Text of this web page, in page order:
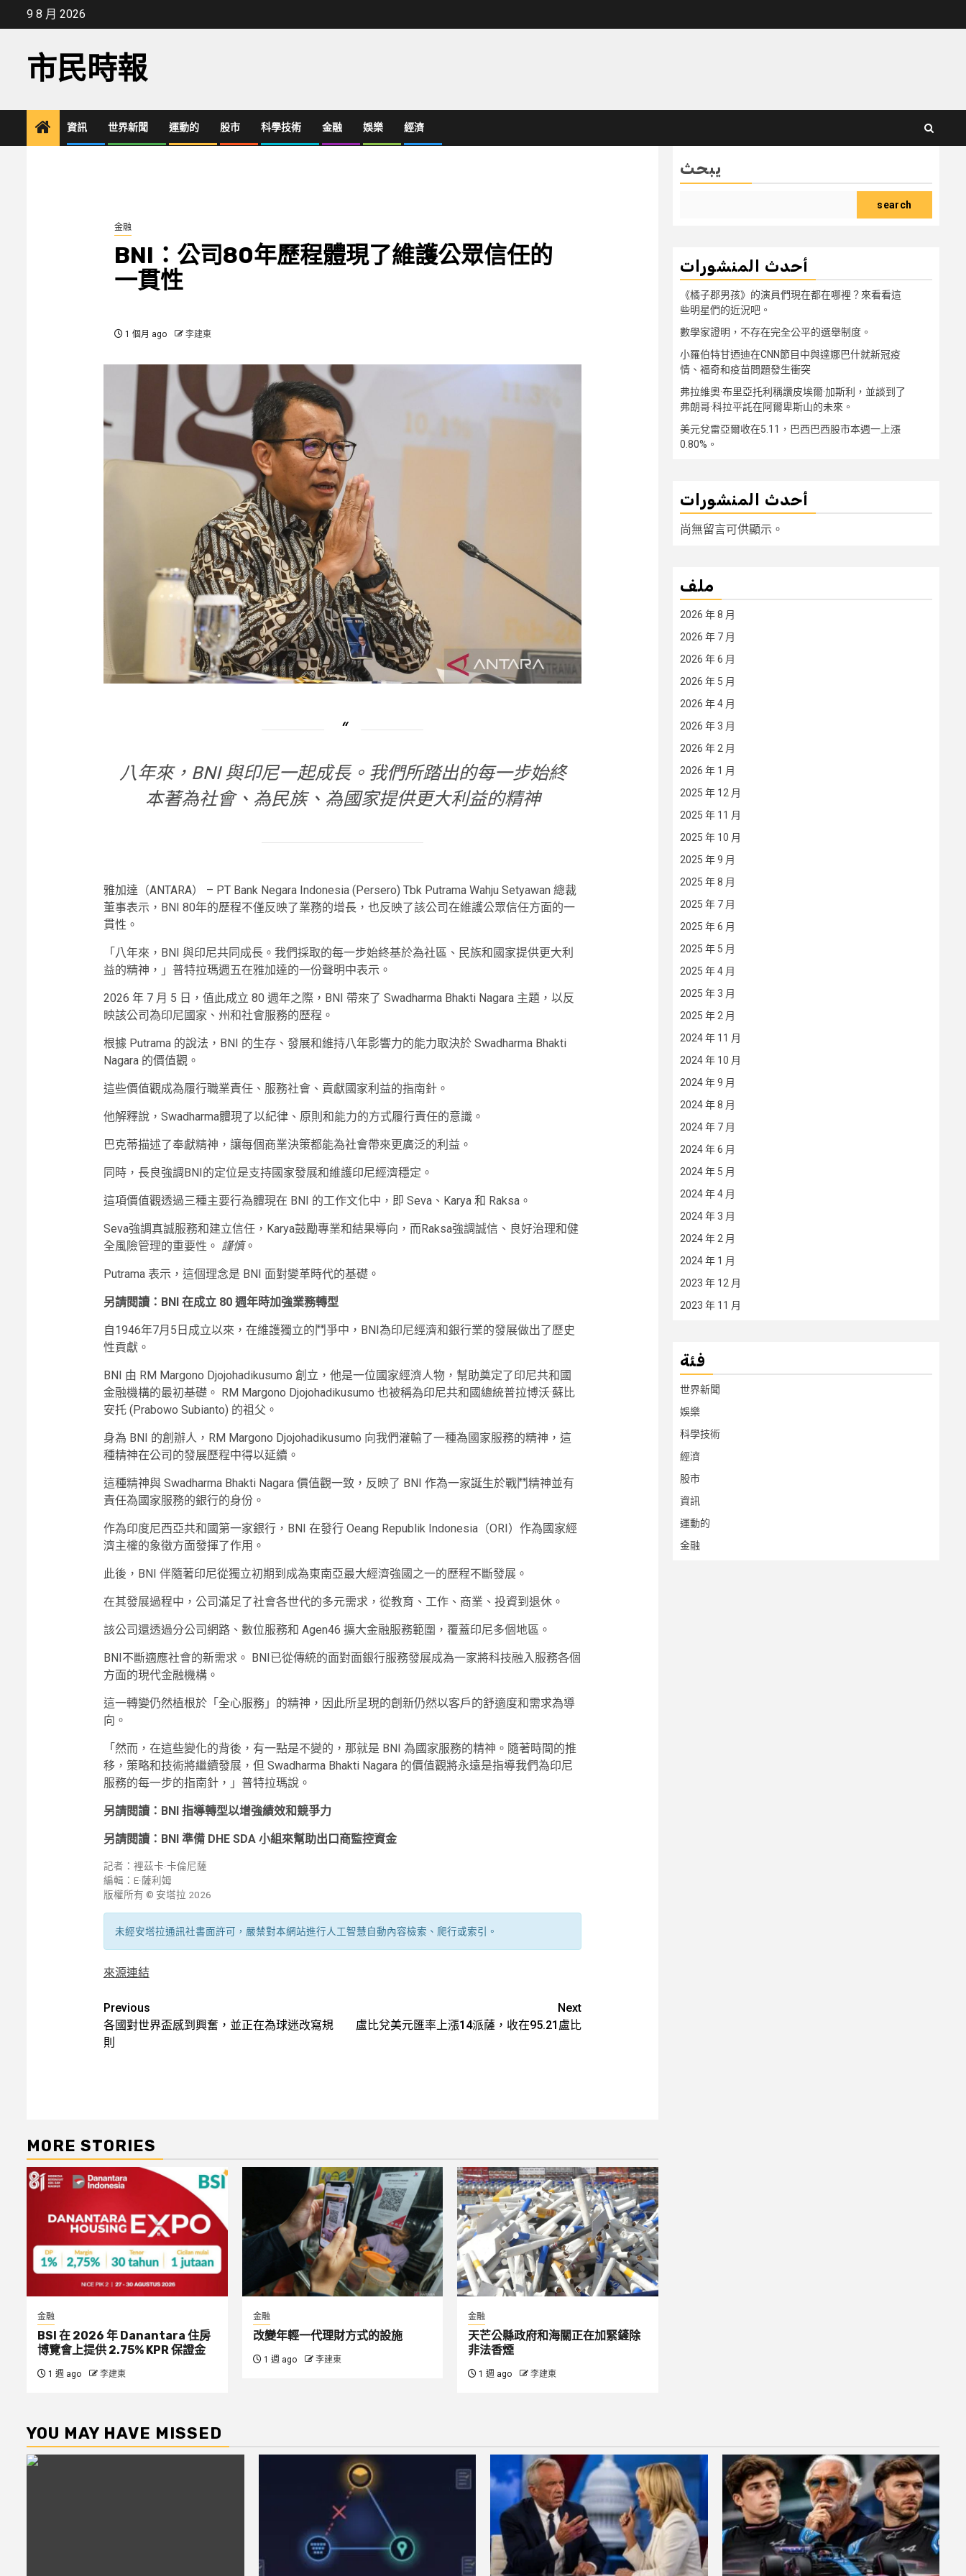
9 8 月 2026
市民時報
資訊 世界新聞 運動的 股市 科學技術 金融 娛樂 經濟
金融
BNI：公司80年歷程體現了維護公眾信任的
一貫性
1 個月 ago 李建東
八年來，BNI 與印尼一起成長。我們所踏出的每一步始終
本著為社會、為民族、為國家提供更大利益的精神
雅加達（ANTARA） – PT Bank Negara Indonesia (Persero) Tbk Putrama Wahju Setyawan 總裁
董事表示，BNI 80年的歷程不僅反映了業務的增長，也反映了該公司在維護公眾信任方面的一
貫性。
「八年來，BNI 與印尼共同成長。我們採取的每一步始終基於為社區、民族和國家提供更大利
益的精神，」普特拉瑪週五在雅加達的一份聲明中表示。
2026 年 7 月 5 日，值此成立 80 週年之際，BNI 帶來了 Swadharma Bhakti Nagara 主題，以反
映該公司為印尼國家、州和社會服務的歷程。
根據 Putrama 的說法，BNI 的生存、發展和維持八年影響力的能力取決於 Swadharma Bhakti
Nagara 的價值觀。
這些價值觀成為履行職業責任、服務社會、貢獻國家利益的指南針。
他解釋說，Swadharma體現了以紀律、原則和能力的方式履行責任的意識。
巴克蒂描述了奉獻精神，讓每個商業決策都能為社會帶來更廣泛的利益。
同時，長良強調BNI的定位是支持國家發展和維護印尼經濟穩定。
這項價值觀透過三種主要行為體現在 BNI 的工作文化中，即 Seva、Karya 和 Raksa。
Seva強調真誠服務和建立信任，Karya鼓勵專業和結果導向，而Raksa強調誠信、良好治理和健
全風險管理的重要性。 謹慎。
Putrama 表示，這個理念是 BNI 面對變革時代的基礎。
另請閱讀：BNI 在成立 80 週年時加強業務轉型
自1946年7月5日成立以來，在維護獨立的鬥爭中，BNI為印尼經濟和銀行業的發展做出了歷史
性貢獻。
BNI 由 RM Margono Djojohadikusumo 創立，他是一位國家經濟人物，幫助奠定了印尼共和國
金融機構的最初基礎。 RM Margono Djojohadikusumo 也被稱為印尼共和國總統普拉博沃·蘇比
安托 (Prabowo Subianto) 的祖父。
身為 BNI 的創辦人，RM Margono Djojohadikusumo 向我們灌輸了一種為國家服務的精神，這
種精神在公司的發展歷程中得以延續。
這種精神與 Swadharma Bhakti Nagara 價值觀一致，反映了 BNI 作為一家誕生於戰鬥精神並有
責任為國家服務的銀行的身份。
作為印度尼西亞共和國第一家銀行，BNI 在發行 Oeang Republik Indonesia（ORI）作為國家經
濟主權的象徵方面發揮了作用。
此後，BNI 伴隨著印尼從獨立初期到成為東南亞最大經濟強國之一的歷程不斷發展。
在其發展過程中，公司滿足了社會各世代的多元需求，從教育、工作、商業、投資到退休。
該公司還透過分公司網路、數位服務和 Agen46 擴大金融服務範圍，覆蓋印尼多個地區。
BNI不斷適應社會的新需求。 BNI已從傳統的面對面銀行服務發展成為一家將科技融入服務各個
方面的現代金融機構。
這一轉變仍然植根於「全心服務」的精神，因此所呈現的創新仍然以客戶的舒適度和需求為導
向。
「然而，在這些變化的背後，有一點是不變的，那就是 BNI 為國家服務的精神。隨著時間的推
移，策略和技術將繼續發展，但 Swadharma Bhakti Nagara 的價值觀將永遠是指導我們為印尼
服務的每一步的指南針，」普特拉瑪說。
另請閱讀：BNI 指導轉型以增強績效和競爭力
另請閱讀：BNI 準備 DHE SDA 小組來幫助出口商監控資金
記者：裡茲卡·卡倫尼薩
編輯：E·薩利姆
版權所有 © 安塔拉 2026
未經安塔拉通訊社書面許可，嚴禁對本網站進行人工智慧自動內容檢索、爬行或索引。
來源連結
Post
navigation
Previous
各國對世界盃感到興奮，並正在為球迷改寫規
則
Next
盧比兌美元匯率上漲14派薩，收在95.21盧比
MORE STORIES
金融
BSI 在 2026 年 Danantara 住房
博覽會上提供 2.75% KPR 保證金
1 週 ago 李建東
金融
改變年輕一代理財方式的設施
1 週 ago 李建東
金融
天芒公縣政府和海關正在加緊鏟除
非法香煙
1 週 ago 李建東
يبحث
search
أحدث المنشورات
《橘子郡男孩》的演員們現在都在哪裡？來看看這
些明星們的近況吧。
數學家證明，不存在完全公平的選舉制度。
小羅伯特甘迺迪在CNN節目中與達娜巴什就新冠疫
情、福奇和疫苗問題發生衝突
弗拉維奧·布里亞托利稱讚皮埃爾·加斯利，並談到了
弗朗哥·科拉平託在阿爾卑斯山的未來。
美元兌雷亞爾收在5.11，巴西巴西股市本週一上漲
0.80%。
أحدث المنشورات
尚無留言可供顯示。
ملف
2026 年 8 月
2026 年 7 月
2026 年 6 月
2026 年 5 月
2026 年 4 月
2026 年 3 月
2026 年 2 月
2026 年 1 月
2025 年 12 月
2025 年 11 月
2025 年 10 月
2025 年 9 月
2025 年 8 月
2025 年 7 月
2025 年 6 月
2025 年 5 月
2025 年 4 月
2025 年 3 月
2025 年 2 月
2024 年 11 月
2024 年 10 月
2024 年 9 月
2024 年 8 月
2024 年 7 月
2024 年 6 月
2024 年 5 月
2024 年 4 月
2024 年 3 月
2024 年 2 月
2024 年 1 月
2023 年 12 月
2023 年 11 月
فئة
世界新聞
娛樂
科學技術
經濟
股市
資訊
運動的
金融
YOU MAY HAVE MISSED